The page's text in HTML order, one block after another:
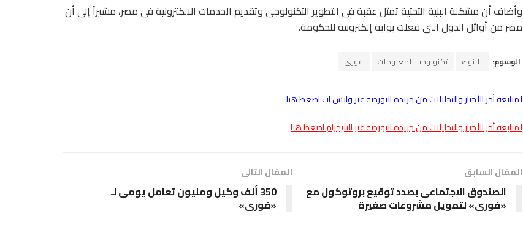
وأضاف أن مشكلة البنية التحتية تمثل عقبة فى التطوير التكنولوجى وتقديم الخدمات الالكترونية فى مصر، مشيراً إلى أن
مصر من أوائل الدول التى فعلت بوابة إلكترونية للحكومة.
الوسوم: البنوك تكنولوجيا المعلومات فورى
لمتابعة أخر الأخبار والتحليلات من جريدة البورصة عبر واتس اب اضغط هنا
لمتابعة أخر الأخبار والتحليلات من جريدة البورصة عبر التليجرام اضغط هنا
المقال السابق
الصندوق الاجتماعى بصدد توقيع بروتوكول مع
«فورى» لتمويل مشروعات صغيرة
المقال التالى
350 ألف وكيل ومليون تعامل يومى لـ
«فورى»